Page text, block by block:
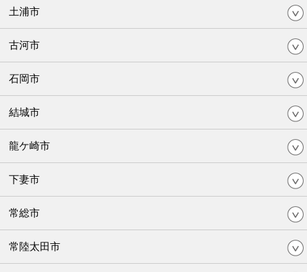
土浦市
古河市
石岡市
結城市
龍ケ崎市
下妻市
常総市
常陸太田市